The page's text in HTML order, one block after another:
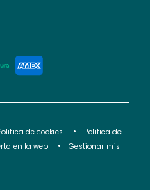
de
2>.
de cookies
Politica de
en la web
Gestionar mis